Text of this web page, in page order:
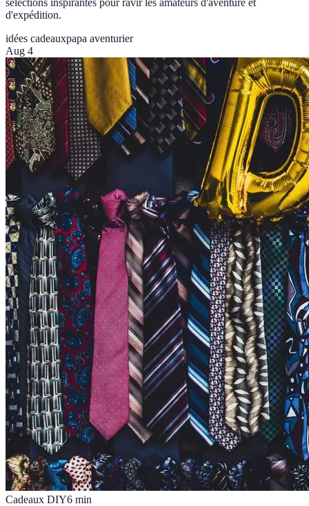
d'expédition.
idées cadeauxpapa aventurier
Aug 4
Cadeaux DIY6 min